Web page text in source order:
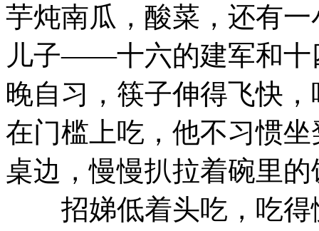
芋炖南瓜，酸菜，还有
儿子——十六的建军和十
晚自习，筷子伸得飞快
在门槛上吃，他不习惯
桌边，慢慢扒拉着碗里
招娣低着头吃，吃得